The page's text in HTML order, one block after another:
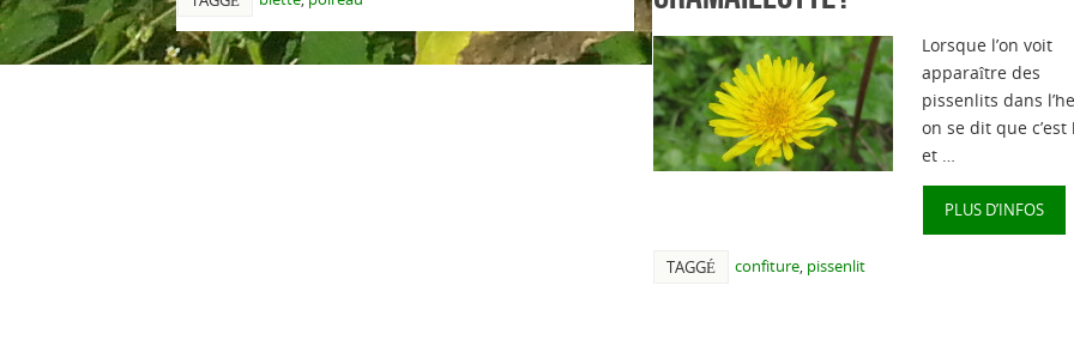
Lorsque l’on voit
apparaître des
pissenlits dans
on se dit que c’est
et …
PLUS D’INFOS
TAGGÉ confiture pissenlit